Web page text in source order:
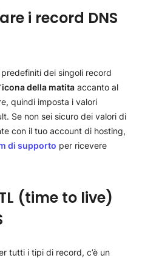
i record DNS
dei singoli record
icona della matita accanto al
quindi imposta i valori
Se non sei sicuro dei valori di
con il tuo account di hosting,
di supporto per ricevere
(time to live)
tutti i tipi di record, c’è un